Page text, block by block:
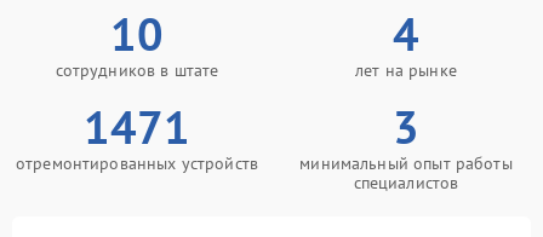
10
сотрудников в штате
4
лет на рынке
1471
отремонтированных устройств
3
минимальный опыт работы
специалистов